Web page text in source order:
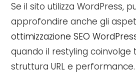
Se il sito utilizza WordPress,
approfondire anche gli
ottimizzazione SEO
quando il restyling coinvolge
struttura URL e performance.